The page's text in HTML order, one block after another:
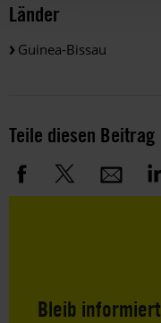
Länder
Guinea-Bissau
Teile diesen Beitrag
Bleib informiert